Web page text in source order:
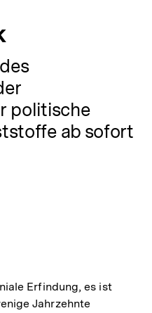
politische
ab sofort
Erfindung, es ist
Jahrzehnte